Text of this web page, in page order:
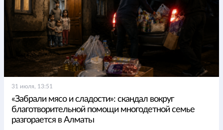
31 июля, 13:51
«Забрали мясо и сладости»: скандал вокруг
благотворительной помощи многодетной семье
разгорается в Алматы